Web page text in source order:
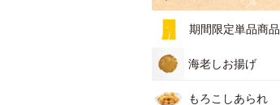
期間限定単品商品
海老しお揚げ
もろこしあられ